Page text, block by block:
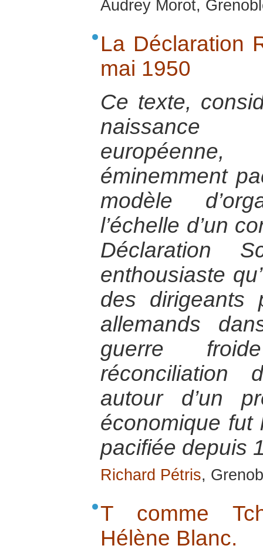
Audrey Morot,
La Déclaration
mai 1950
Ce texte,
naissance
éminemment
modèle
l’échelle d’un
Déclaration
enthousiaste
des dirigeants
allemands
guerre
réconciliation
autour d’un
économique fut
pacifiée depuis
Richard Pétris,
T comme
Hélène Blanc.